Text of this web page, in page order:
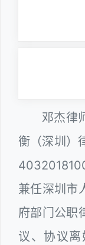
邓杰律
衡（深圳）
兼任深圳市
府部门公职
议、协议